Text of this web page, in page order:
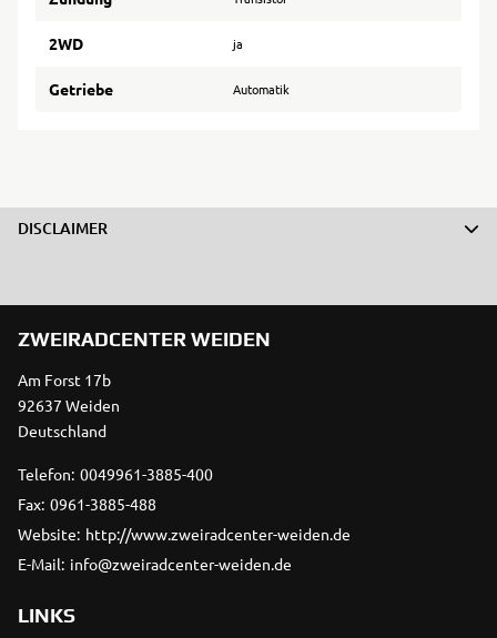
2WD ja
Getriebe Automatik
DISCLAIMER
ZWEIRADCENTER WEIDEN
Am Forst 17b
92637 Weiden
Deutschland
Telefon: 0049961-3885-400
Fax: 0961-3885-488
Website: http://www.zweiradcenter-weiden.de
E-Mail: info@zweiradcenter-weiden.de
LINKS